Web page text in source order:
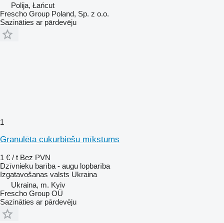
Polija, Łańcut
Frescho Group Poland, Sp. z o.o.
Sazināties ar pārdevēju
1
Granulēta cukurbiešu mīkstums
1 € / t Bez PVN
Dzīvnieku barība - augu lopbarība
Izgatavošanas valsts Ukraina
Ukraina, m. Kyiv
Frescho Group OÜ
Sazināties ar pārdevēju